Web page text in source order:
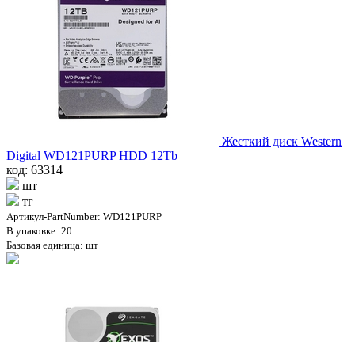
Жесткий диск Western
Digital WD121PURP HDD 12Tb
код: 63314
шт
тг
Артикул-PartNumber: WD121PURP
В упаковке: 20
Базовая единица: шт